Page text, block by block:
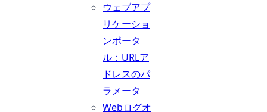
ウェブアプ
リケーショ
ンポータ
ル：URLア
ドレスのパ
ラメータ
Webログオ